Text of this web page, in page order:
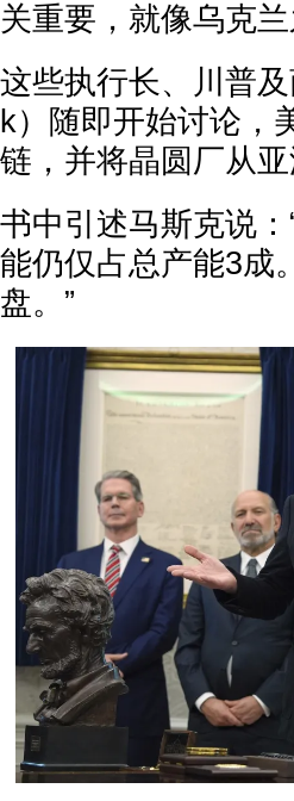
关重要，就像乌克
这些执行长、川普
k）随即开始讨论，
链，并将晶圆厂从
书中引述马斯克说
能仍仅占总产能3成
盘。”